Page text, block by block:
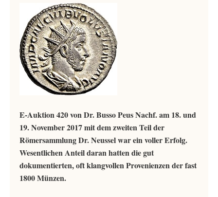
E-Auktion 420 von Dr. Busso Peus Nachf. am 18. und
19. November 2017 mit dem zweiten Teil der
Römersammlung Dr. Neussel war ein voller Erfolg.
Wesentlichen Anteil daran hatten die gut
dokumentierten, oft klangvollen Provenienzen der fast
1800 Münzen.